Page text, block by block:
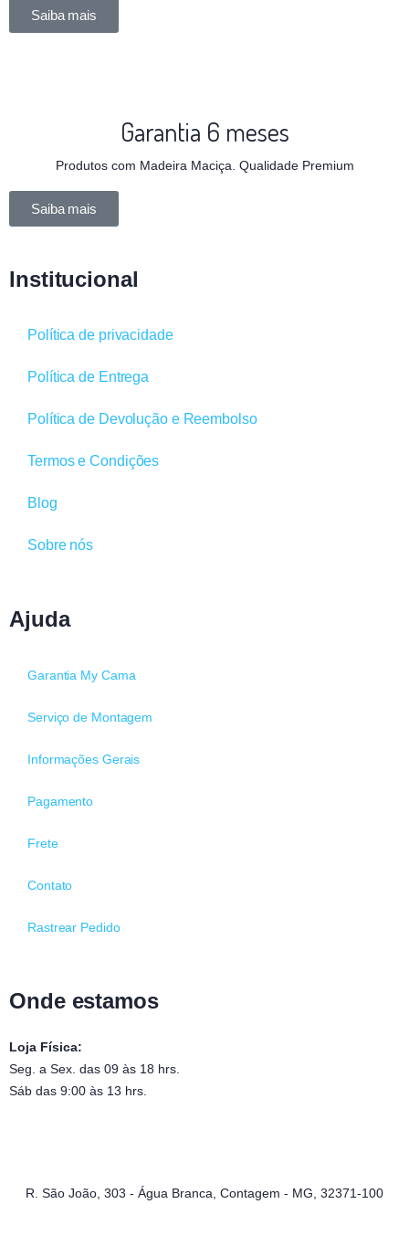
Saiba mais
Garantia 6 meses
Produtos com Madeira Maciça. Qualidade Premium
Saiba mais
Institucional
Política de privacidade
Política de Entrega
Política de Devolução e Reembolso
Termos e Condições
Blog
Sobre nós
Ajuda
Garantia My Cama
Serviço de Montagem
Informações Gerais
Pagamento
Frete
Contato
Rastrear Pedido
Onde estamos
Loja Física:
Seg. a Sex. das 09 às 18 hrs.
Sáb das 9:00 às 13 hrs.
R. São João, 303 - Água Branca, Contagem - MG, 32371-100